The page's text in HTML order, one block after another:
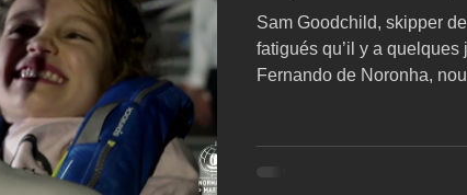
AC75 Open 7.50
Sam Goodchild, skipper
fatigués qu’il y a
Fernando de Noronha,